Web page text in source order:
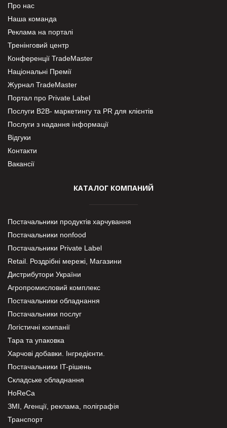
Про нас
Наша команда
Реклама на порталі
Тренінговий центр
Конференції TradeMaster
Національні Премії
Журнал TradeMaster
Портал про Private Label
Послуги В2В- маркетингу та PR для клієнтів
Послуги з надання інформації
Відгуки
Контакти
Вакансії
КАТАЛОГ КОМПАНИЙ
Постачальники продуктів харчування
Постачальники nonfood
Постачальники Private Label
Retail. Роздрібні мережі, Магазини
Дистрибутори України
Агропромисловий комплекс
Постачальники обладнання
Постачальники послуг
Логістичні компанії
Тара та упаковка
Харчові добавки. Інгредієнти.
Постачальники IT-рішень
Складське обладнання
HoReCa
ЗМІ, Агенції, реклама, поліграфія
Транспорт